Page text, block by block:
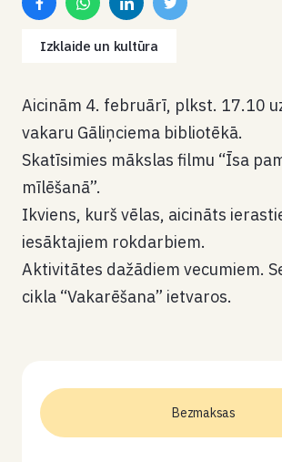
Izklaide un kultūra
Aicinām 4. februārī, plkst. 17.10
vakaru Gāliņciema bibliotēkā.
Skatīsimies mākslas filmu “Īsa
mīlēšanā”.
Ikviens, kurš vēlas, aicināts
iesāktajiem rokdarbiem.
Aktivitātes dažādiem vecumiem.
cikla “Vakarēšana” ietvaros.
Bezmaksas